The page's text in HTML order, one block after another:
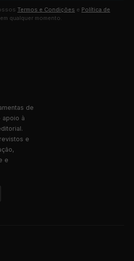
Termos e Condições e Política de
qualquer momento.
de
apoio à
e
e